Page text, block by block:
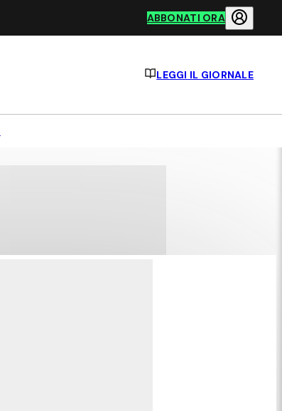
ABBONATI ORA
LEGGI IL GIORNALE